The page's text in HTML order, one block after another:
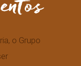
o Grupo